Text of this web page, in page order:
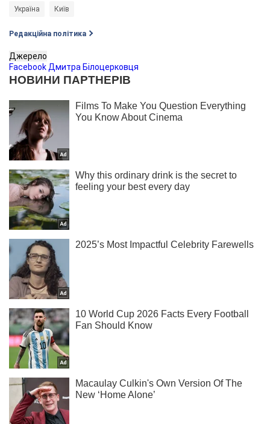
Україна Київ
Редакційна політика
Джерело
Facebook Дмитра Білоцерковця